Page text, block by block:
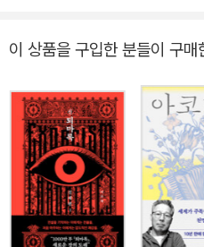
있는 감성으로 한국 판타지를 이끌
아이들』 신작이 엘릭시르에서 출
판매량 총 160만 부를 넘은 밀리
태국, 중국에 수출되어 국내외 판
어 아시아 전역에서 가장 사랑받
근에는 러시아에서도 번역 출간
을 인정받는 중이다.『룬의 아이들
터러』에 이은 2부『룬의 아이들 –
이 상품을 구입한 분들이 구매